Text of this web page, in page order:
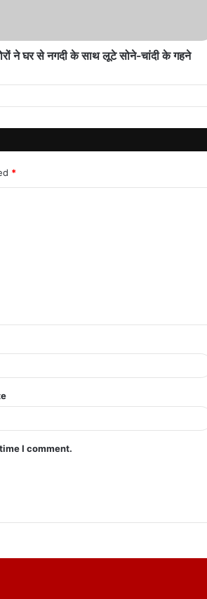
ने घर से नगदी के साथ लूटे सोने-चांदी के गहने
*
I comment.